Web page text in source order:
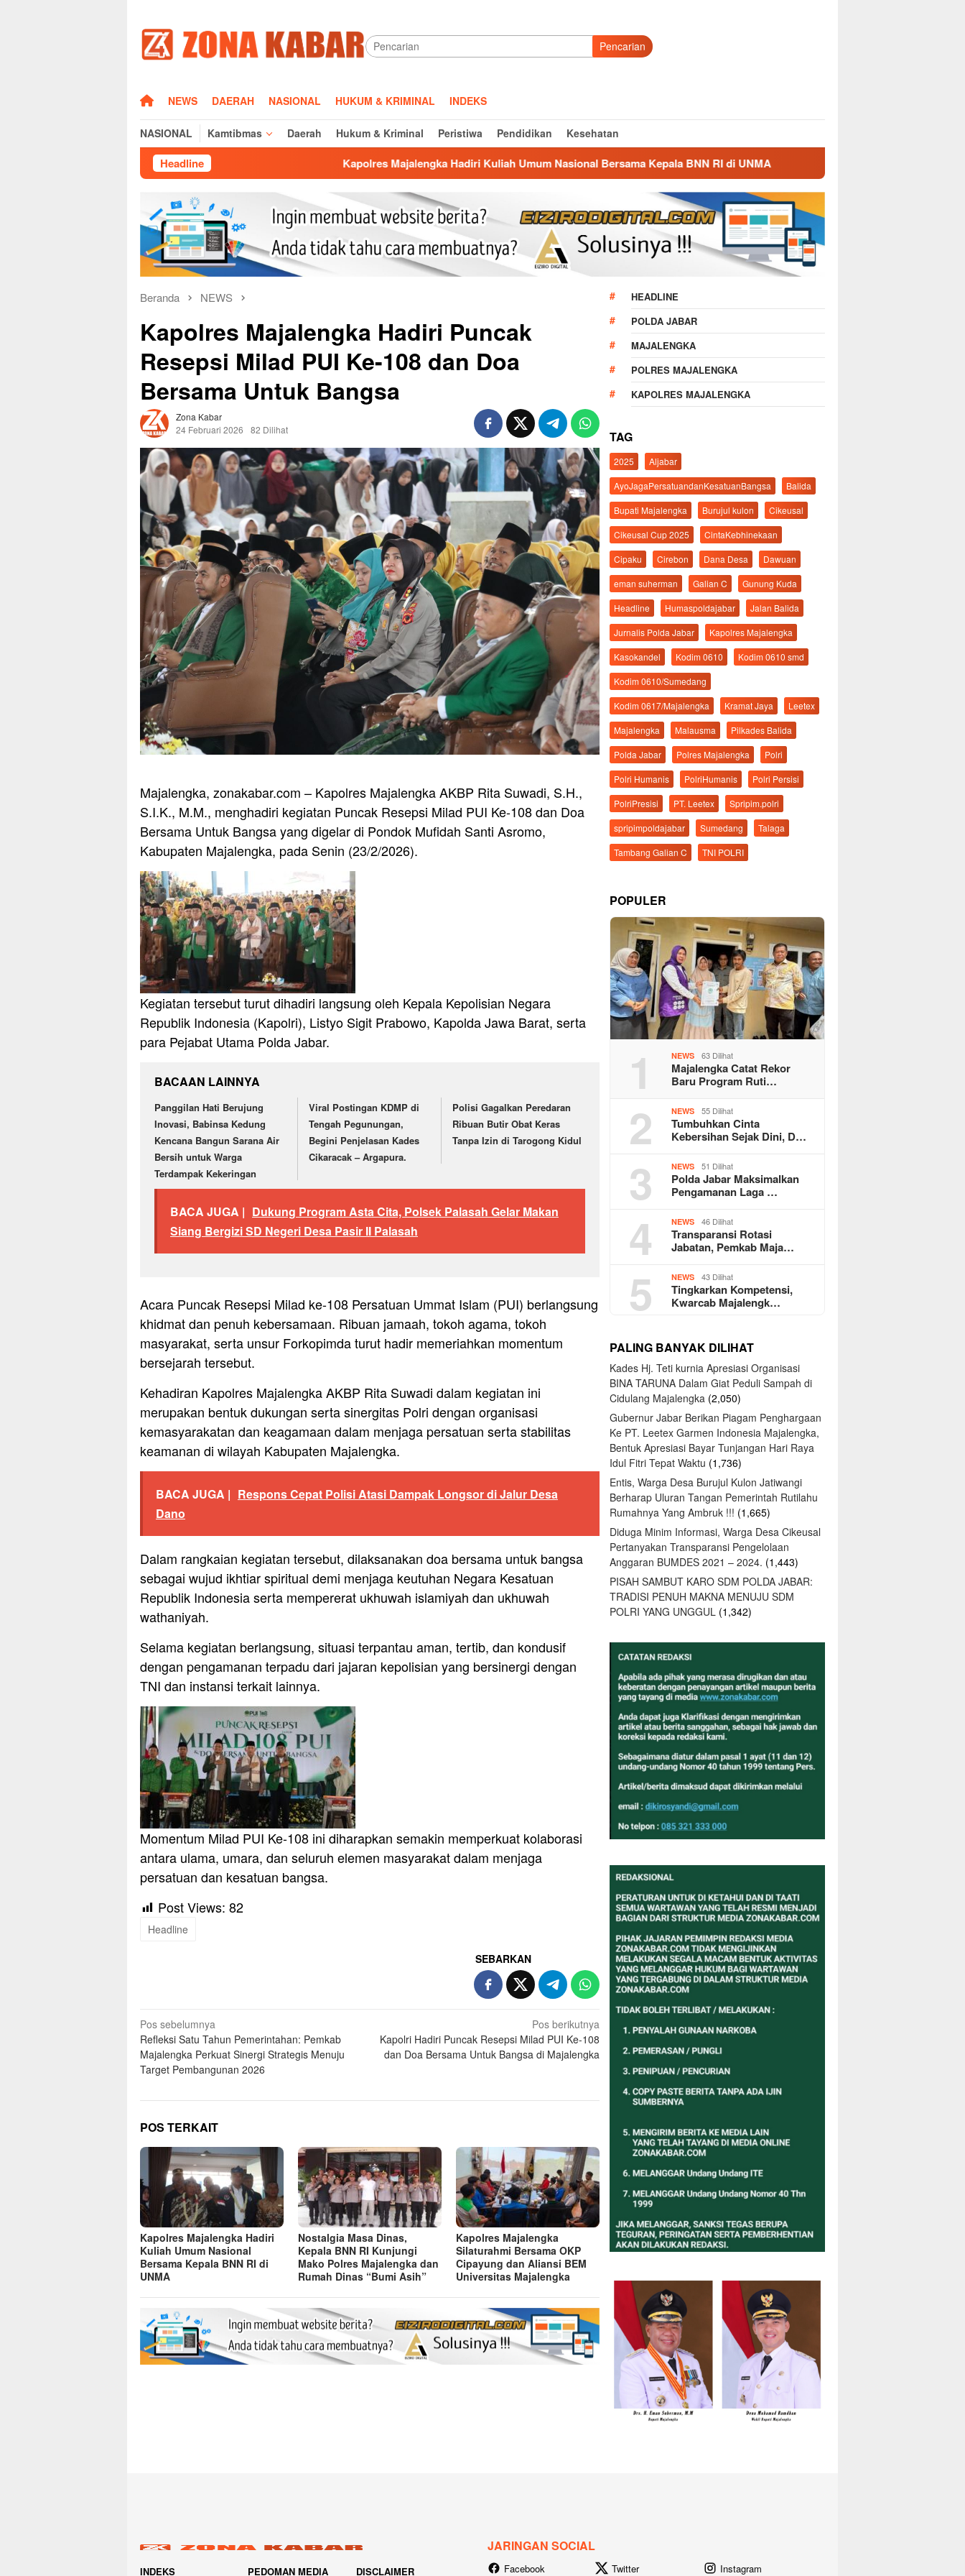
konten
Pencarian
HOMENEWS DAERAH NASIONAL HUKUM & KRIMINAL INDEKS
NASIONAL Kamtibmas Daerah Hukum & Kriminal Peristiwa Pendidikan Kesehatan
Headline Kapolres Majalengka Hadiri Kuliah Umum Nasional Bersama Kepala BNN RI di UNMA Nostalgia Masa Dinas, Kepala BNN RI Kunjungi
Beranda NEWS
Kapolres Majalengka Hadiri Puncak
Resepsi Milad PUI Ke-108 dan Doa
Bersama Untuk Bangsa
Zona Kabar
24 Februari 2026
82 Dilihat
Majalengka, zonakabar.com – Kapolres Majalengka AKBP Rita Suwadi, S.H.,
S.I.K., M.M., menghadiri kegiatan Puncak Resepsi Milad PUI Ke-108 dan Doa
Bersama Untuk Bangsa yang digelar di Pondok Mufidah Santi Asromo,
Kabupaten Majalengka, pada Senin (23/2/2026).
Kegiatan tersebut turut dihadiri langsung oleh Kepala Kepolisian Negara
Republik Indonesia (Kapolri), Listyo Sigit Prabowo, Kapolda Jawa Barat, serta
para Pejabat Utama Polda Jabar.
BACAAN LAINNYA
Panggilan Hati Berujung
Inovasi, Babinsa Kedung
Kencana Bangun Sarana Air
Bersih untuk Warga
Terdampak Kekeringan
Viral Postingan KDMP di
Tengah Pegunungan,
Begini Penjelasan Kades
Cikaracak – Argapura.
Polisi Gagalkan Peredaran
Ribuan Butir Obat Keras
Tanpa Izin di Tarogong Kidul
BACA JUGA | Dukung Program Asta Cita, Polsek Palasah Gelar Makan
Siang Bergizi SD Negeri Desa Pasir II Palasah
Acara Puncak Resepsi Milad ke-108 Persatuan Ummat Islam (PUI) berlangsung
khidmat dan penuh kebersamaan. Ribuan jamaah, tokoh agama, tokoh
masyarakat, serta unsur Forkopimda turut hadir memeriahkan momentum
bersejarah tersebut.
Kehadiran Kapolres Majalengka AKBP Rita Suwadi dalam kegiatan ini
merupakan bentuk dukungan serta sinergitas Polri dengan organisasi
kemasyarakatan dan keagamaan dalam menjaga persatuan serta stabilitas
keamanan di wilayah Kabupaten Majalengka.
BACA JUGA | Respons Cepat Polisi Atasi Dampak Longsor di Jalur Desa
Dano
Dalam rangkaian kegiatan tersebut, dilaksanakan doa bersama untuk bangsa
sebagai wujud ikhtiar spiritual demi menjaga keutuhan Negara Kesatuan
Republik Indonesia serta mempererat ukhuwah islamiyah dan ukhuwah
wathaniyah.
Selama kegiatan berlangsung, situasi terpantau aman, tertib, dan kondusif
dengan pengamanan terpadu dari jajaran kepolisian yang bersinergi dengan
TNI dan instansi terkait lainnya.
Momentum Milad PUI Ke-108 ini diharapkan semakin memperkuat kolaborasi
antara ulama, umara, dan seluruh elemen masyarakat dalam menjaga
persatuan dan kesatuan bangsa.
Post Views: 82
Headline
SEBARKAN
Navigasi
pos
Pos sebelumnya
Refleksi Satu Tahun Pemerintahan: Pemkab
Majalengka Perkuat Sinergi Strategis Menuju
Target Pembangunan 2026
Pos berikutnya
Kapolri Hadiri Puncak Resepsi Milad PUI Ke-108
dan Doa Bersama Untuk Bangsa di Majalengka
POS TERKAIT
Kapolres Majalengka Hadiri
Kuliah Umum Nasional
Bersama Kepala BNN RI di
UNMA
Nostalgia Masa Dinas,
Kepala BNN RI Kunjungi
Mako Polres Majalengka dan
Rumah Dinas “Bumi Asih”
Kapolres Majalengka
Silaturahmi Bersama OKP
Cipayung dan Aliansi BEM
Universitas Majalengka
HEADLINE
POLDA JABAR
MAJALENGKA
POLRES MAJALENGKA
KAPOLRES MAJALENGKA
TAG
2025
Aljabar
AyoJagaPersatuandanKesatuanBangsa
Balida
Bupati Majalengka
Burujul kulon
Cikeusal
Cikeusal Cup 2025
CintaKebhinekaan
Cipaku
Cirebon Dana Desa
Dawuan
eman suherman
Galian C
Gunung Kuda
Headline
Humaspoldajabar
Jalan Balida
Jurnalis Polda Jabar
Kapolres Majalengka
Kasokandel
Kodim 0610
Kodim 0610 smd
Kodim 0610/Sumedang
Kodim 0617/Majalengka
Kramat Jaya
Leetex
Majalengka
Malausma
Pilkades Balida
Polda Jabar
Polres Majalengka
Polri
Polri Humanis
PolriHumanis
Polri Persisi
PolriPresisi
PT. Leetex
Spripim.polri
spripimpoldajabar
Sumedang
Talaga
Tambang Galian C
TNI POLRI
POPULER
1 NEWS 63 Dilihat
Majalengka Catat Rekor
Baru Program Ruti…
2 NEWS 55 Dilihat
Tumbuhkan Cinta
Kebersihan Sejak Dini, D…
3 NEWS 51 Dilihat
Polda Jabar Maksimalkan
Pengamanan Laga …
4 NEWS 46 Dilihat
Transparansi Rotasi
Jabatan, Pemkab Maja…
5 NEWS 43 Dilihat
Tingkarkan Kompetensi,
Kwarcab Majalengk…
PALING BANYAK DILIHAT
Kades Hj. Teti kurnia Apresiasi Organisasi
BINA TARUNA Dalam Giat Peduli Sampah di
Cidulang Majalengka (2,050)
Gubernur Jabar Berikan Piagam Penghargaan
Ke PT. Leetex Garmen Indonesia Majalengka,
Bentuk Apresiasi Bayar Tunjangan Hari Raya
Idul Fitri Tepat Waktu (1,736)
Entis, Warga Desa Burujul Kulon Jatiwangi
Berharap Uluran Tangan Pemerintah Rutilahu
Rumahnya Yang Ambruk !!! (1,665)
Diduga Minim Informasi, Warga Desa Cikeusal
Pertanyakan Transparansi Pengelolaan
Anggaran BUMDES 2021 – 2024. (1,443)
PISAH SAMBUT KARO SDM POLDA JABAR:
TRADISI PENUH MAKNA MENUJU SDM
POLRI YANG UNGGUL (1,342)
INDEKS PEDOMAN MEDIA DISCLAIMER
JARINGAN SOCIAL
Facebook Twitter Instagram